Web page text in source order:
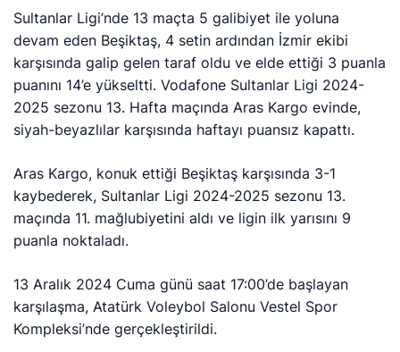
Sultanlar Ligi’nde 13 maçta 5 galibiyet ile yoluna
devam eden Beşiktaş, 4 setin ardından İzmir ekibi
karşısında galip gelen taraf oldu ve elde ettiği 3 puanla
puanını 14’e yükseltti. Vodafone Sultanlar Ligi 2024-
2025 sezonu 13. Hafta maçında Aras Kargo evinde,
siyah-beyazlılar karşısında haftayı puansız kapattı.
Aras Kargo, konuk ettiği Beşiktaş karşısında 3-1
kaybederek, Sultanlar Ligi 2024-2025 sezonu 13.
maçında 11. mağlubiyetini aldı ve ligin ilk yarısını 9
puanla noktaladı.
13 Aralık 2024 Cuma günü saat 17:00’de başlayan
karşılaşma, Atatürk Voleybol Salonu Vestel Spor
Kompleksi’nde gerçekleştirildi.